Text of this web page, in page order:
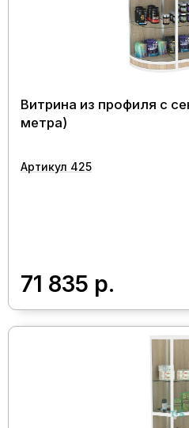
Витрина из профиля с
метра)
Артикул 425
71 835 р.